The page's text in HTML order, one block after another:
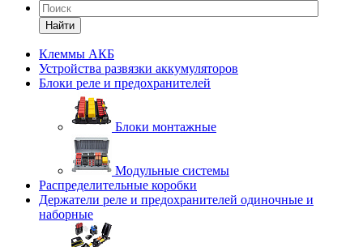
Найти
Клеммы АКБ
Устройства развязки аккумуляторов
Блоки реле и предохранителей
Блоки монтажные
Модульные системы
Распределительные коробки
Держатели реле и предохранителей одиночные и
наборные